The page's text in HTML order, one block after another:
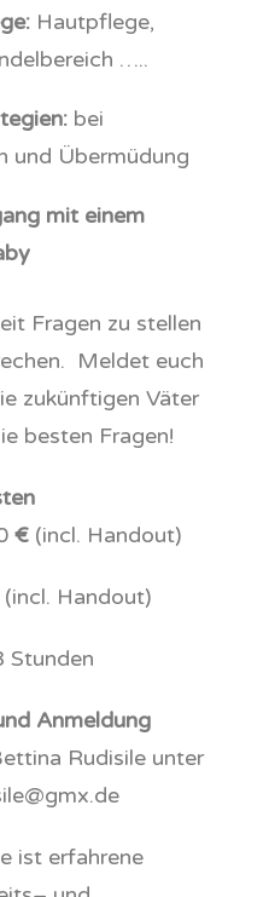
Hautpflege,
…..
bei
und Übermüdung
mit einem
Fragen zu stellen
Meldet euch
zukünftigen Väter
besten Fragen!
€ (incl. Handout)
(incl. Handout)
Stunden
Anmeldung
Rudisile unter
ist erfahrene